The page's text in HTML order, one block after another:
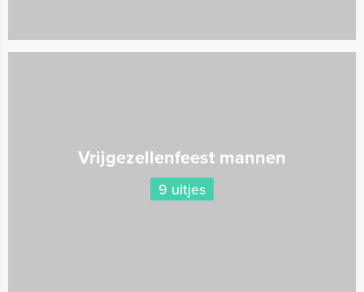
Vrijgezellenfeest mannen
9 uitjes